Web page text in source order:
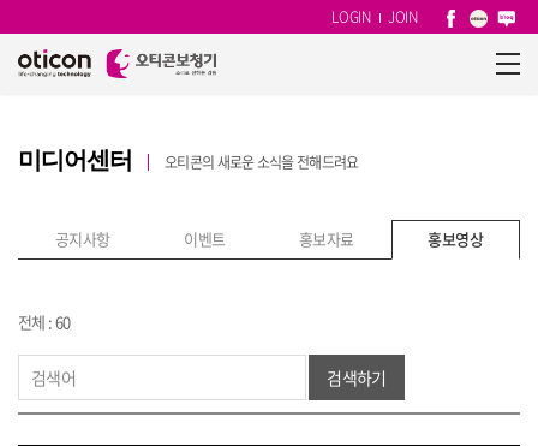
LOGIN JOIN
미디어센터 오티콘의 새로운 소식을 전해드려요
공지사항 이벤트 홍보자료 홍보영상
전체 : 60
검색하기